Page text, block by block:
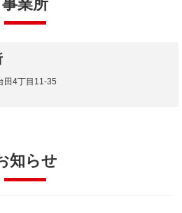
事業所
田4丁目11-35
知らせ